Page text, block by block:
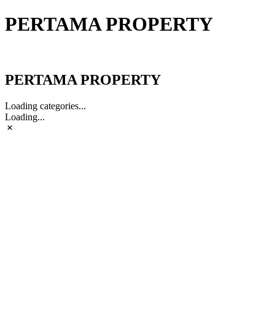
PERTAMA PROPERTY
PERTAMA PROPERTY
Loading categories...
Loading...